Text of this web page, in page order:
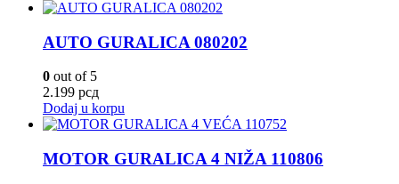
AUTO GURALICA 080202
0 out of 5
2.199 рсд
Dodaj u korpu
MOTOR GURALICA 4 NIŽA 110806